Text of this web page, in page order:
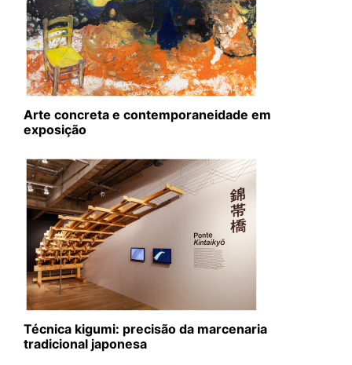
Arte concreta e contemporaneidade em
exposição
Técnica kigumi: precisão da marcenaria
tradicional japonesa